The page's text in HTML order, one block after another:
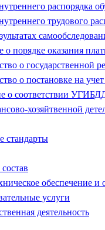
распорядка
трудового
порядке оказания
о государственной
о постановке на
о соответствии
хозяйтвенной
стандарты
обеспечение
услуги
деятельность